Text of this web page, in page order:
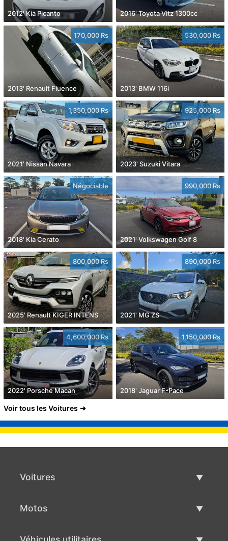
2012' Kia Picanto 2016' Toyota Vitz 1300cc
170,000 Rs
2013' Renault Fluence
530,000 Rs
2013' BMW 116i
1,350,000 Rs
2021' Nissan Navara
925,000 Rs
2023' Suzuki Vitara
Négociable
2018' Kia Cerato
990,000 Rs
2021' Volkswagen Golf 8
800,000 Rs
2025' Renault KIGER INTENS
890,000 Rs
2021' MG ZS
4,600,000 Rs
2022' Porsche Macan
1,150,000 Rs
2018' Jaguar F-Pace
Voir tous les Voitures
Voitures
Motos